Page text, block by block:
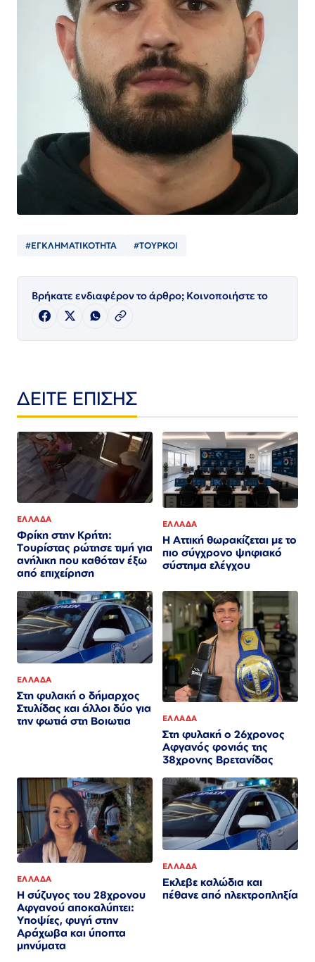
#ΕΓΚΛΗΜΑΤΙΚΟΤΗΤΑ #ΤΟΥΡΚΟΙ
Βρήκατε ενδιαφέρον το άρθρο; Κοινοποιήστε το
ΔΕΙΤΕ ΕΠΙΣΗΣ
ΕΛΛΑΔΑ
Φρίκη στην Κρήτη:
Τουρίστας ρώτησε τιμή για
ανήλικη που καθόταν έξω
από επιχείρηση
ΕΛΛΑΔΑ
Η Αττική θωρακίζεται με το
πιο σύγχρονο ψηφιακό
σύστημα ελέγχου
ΕΛΛΑΔΑ
Στη φυλακή ο δήμαρχος
Στυλίδας και άλλοι δύο για
την φωτιά στη Βοιωτια
ΕΛΛΑΔΑ
Στη φυλακή ο 26χρονος
Αφγανός φονιάς της
38χρονης Βρετανίδας
ΕΛΛΑΔΑ
Η σύζυγος του 28χρονου
Αφγανού αποκαλύπτει:
Υποψίες, φυγή στην
Αράχωβα και ύποπτα
μηνύματα
ΕΛΛΑΔΑ
Εκλεβε καλώδια και
πέθανε από ηλεκτροπληξία